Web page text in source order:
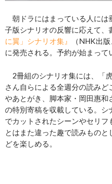
朝ドラにはまっている人には
子版シナリオの反響に応えて、
に翼」シナリオ集』
（NHK出
に発売される。予約が始まって
2冊組のシナリオ集には、「
さん自らによる全週分の読み
やあとがき、脚本家・岡田惠
の特別寄稿を収載している。
でカットされたシーンやセリ
とはまた違った趣で読みもの
どを楽しめる。